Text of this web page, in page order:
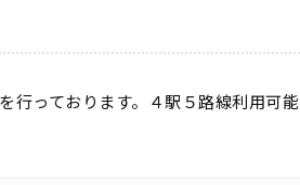
行っております。４駅５路線利用可能